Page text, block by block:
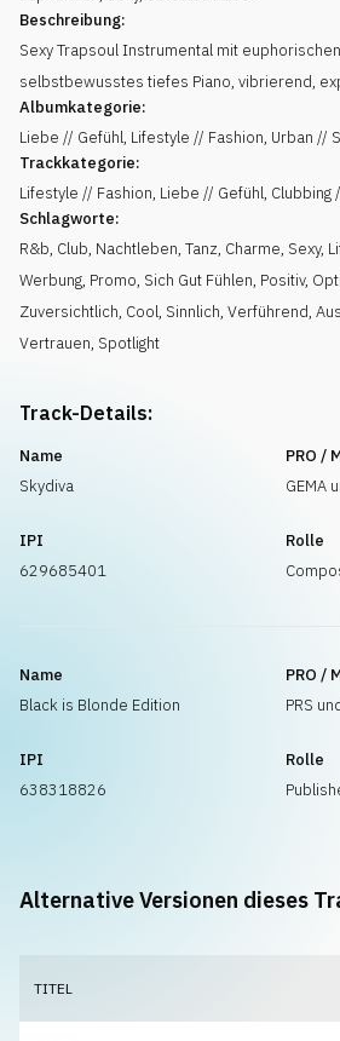
Beschreibung:
Sexy Trapsoul Instrumental mit
selbstbewusstes tiefes Piano, vibrierend,
Albumkategorie:
Liebe // Gefühl, Lifestyle // Fashion, Urban //
Trackkategorie:
Lifestyle // Fashion, Liebe // Gefühl, Clubbing
Schlagworte:
R&b, Club, Nachtleben, Tanz, Charme, Sexy,
Werbung, Promo, Sich Gut Fühlen, Positiv,
Zuversichtlich, Cool, Sinnlich, Verführend,
Vertrauen, Spotlight
Track-Details:
Name
Skydiva
PRO /
GEMA
IPI
629685401
Rolle
Name
Black is Blonde Edition
PRO /
PRS
IPI
638318826
Rolle
Alternative Versionen dieses
TITEL